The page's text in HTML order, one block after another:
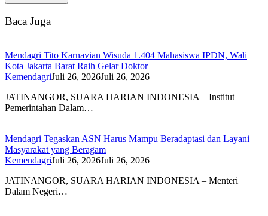
Baca Juga
Mendagri Tito Karnavian Wisuda 1.404 Mahasiswa IPDN, Wali
Kota Jakarta Barat Raih Gelar Doktor
KemendagriJuli 26, 2026Juli 26, 2026
JATINANGOR, SUARA HARIAN INDONESIA – Institut
Pemerintahan Dalam…
Mendagri Tegaskan ASN Harus Mampu Beradaptasi dan Layani
Masyarakat yang Beragam
KemendagriJuli 26, 2026Juli 26, 2026
JATINANGOR, SUARA HARIAN INDONESIA – Menteri
Dalam Negeri…